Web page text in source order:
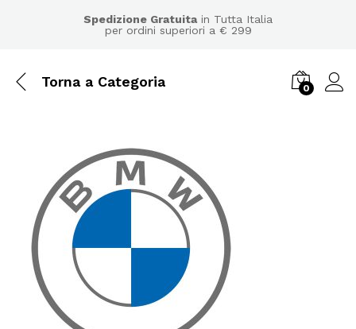
Spedizione Gratuitain Tutta Italia
per ordini superiori a € 299
Torna a Categoria 0